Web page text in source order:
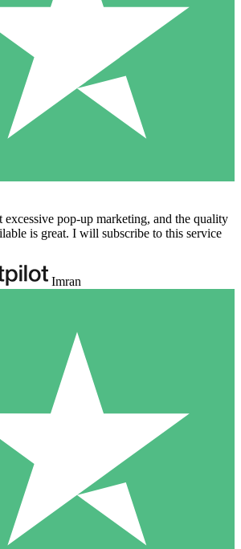
excessive pop-up marketing, and the quality
is great. I will subscribe to this service
Imran